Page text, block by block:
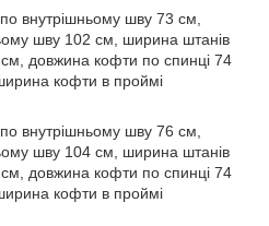
внутрішньому шву 73 см,
шву 102 см, ширина штанів
см, довжина кофти по спинці 74
кофти в проймі
внутрішньому шву 76 см,
шву 104 см, ширина штанів
см, довжина кофти по спинці 74
кофти в проймі